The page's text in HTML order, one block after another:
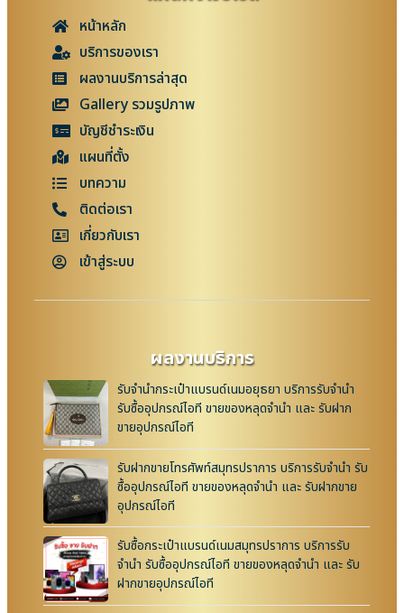
หน้าหลัก
บริการของเรา
ผลงานบริการล่าสุด
Gallery รวมรูปภาพ
บัญชีชำระเงิน
แผนที่ตั้ง
บทความ
ติดต่อเรา
เกี่ยวกับเรา
เข้าสู่ระบบ
ผลงานบริการ
รับจำนำกระเป๋าแบรนด์เนมอยุธยา บริการรับจำนำ
รับซื้ออุปกรณ์ไอที ขายของหลุดจำนำ และ รับฝาก
ขายอุปกรณ์ไอที
รับฝากขายโทรศัพท์สมุทรปราการ บริการรับจำนำ รับ
ซื้ออุปกรณ์ไอที ขายของหลุดจำนำ และ รับฝากขาย
อุปกรณ์ไอที
รับซื้อกระเป๋าแบรนด์เนมสมุทรปราการ บริการรับ
จำนำ รับซื้ออุปกรณ์ไอที ขายของหลุดจำนำ และ รับ
ฝากขายอุปกรณ์ไอที